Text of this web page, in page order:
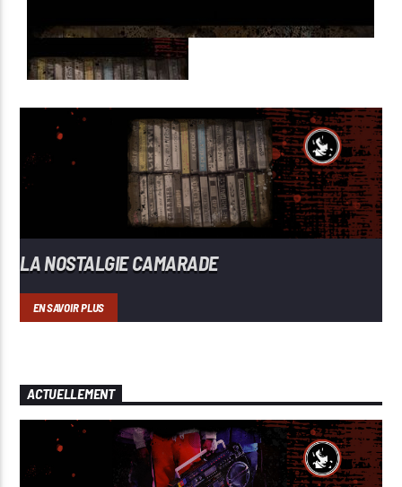
LA NOSTALGIE CAMARADE
EN SAVOIR PLUS
ACTUELLEMENT